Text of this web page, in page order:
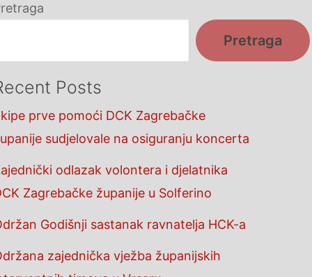
Pretraga
Posts
prve pomoći DCK Zagrebačke
sudjelovale na osiguranju koncerta
odlazak volontera i djelatnika
Zagrebačke županije u Solferino
Godišnji sastanak ravnatelja HCK-a
zajednička vježba županijskih